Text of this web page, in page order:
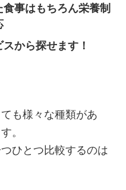
事はもちろん栄養制
から探せます！
も様々な種類があ
。
ひとつ比較するのは